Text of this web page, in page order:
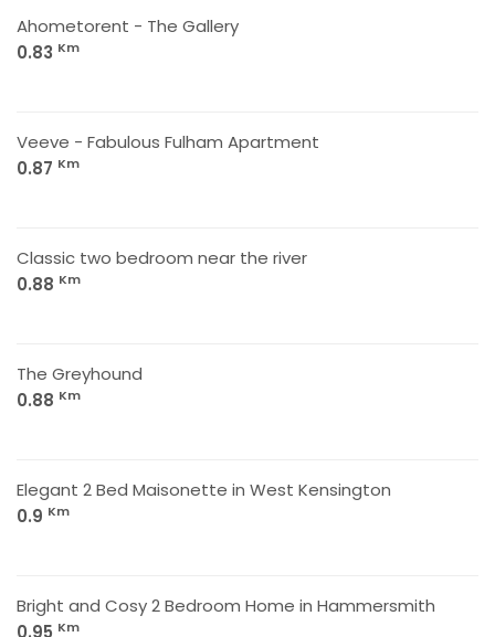
Ahometorent - The Gallery
0.83 Km
Veeve - Fabulous Fulham Apartment
0.87 Km
Classic two bedroom near the river
0.88 Km
The Greyhound
0.88 Km
Elegant 2 Bed Maisonette in West Kensington
0.9 Km
Bright and Cosy 2 Bedroom Home in Hammersmith
0.95 Km